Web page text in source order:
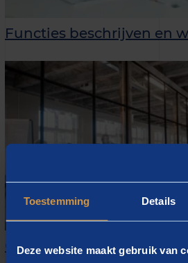
Toestemming Details
Deze website maakt gebruik van
Functies beschrijven en
Organisatieontwerp,